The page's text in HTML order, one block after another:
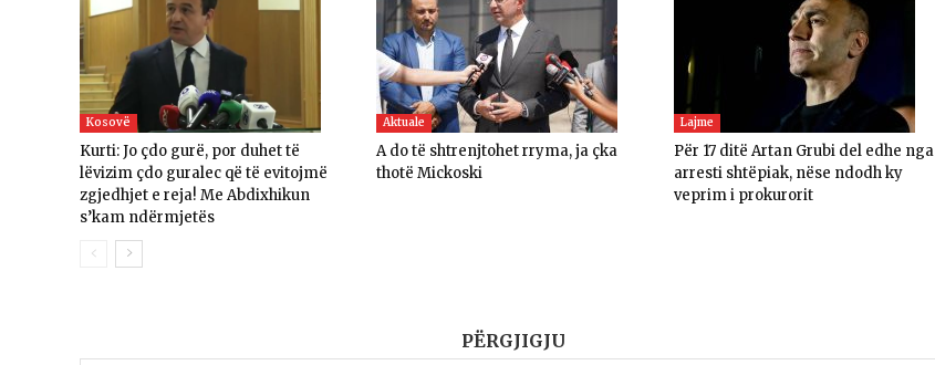
Kosovë
Kurti: Jo çdo gurë, por duhet të
lëvizim çdo guralec që të evitojmë
zgjedhjet e reja! Me Abdixhikun
s’kam ndërmjetës
Aktuale
A do të shtrenjtohet rryma, ja çka
thotë Mickoski
Lajme
Për 17 ditë Artan Grubi del edhe nga
arresti shtëpiak, nëse ndodh ky
veprim i prokurorit
PËRGJIGJU